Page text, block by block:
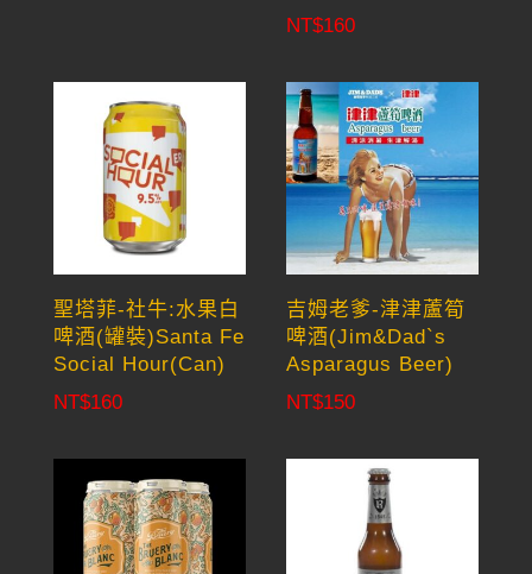
NT$160
聖塔菲-社牛:水果白
啤酒(罐裝)Santa Fe
Social Hour(Can)
NT$160
吉姆老爹-津津蘆筍
啤酒(Jim&Dad`s
Asparagus Beer)
NT$150